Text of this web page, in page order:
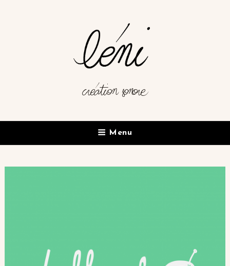
création sonore
Menu